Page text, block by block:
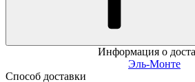
Информация о
Эль-Монте
Способ доставки